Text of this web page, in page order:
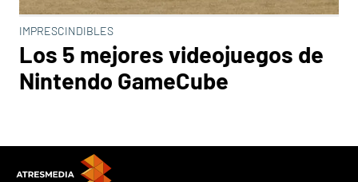
IMPRESCINDIBLES
Los 5 mejores videojuegos de
Nintendo GameCube